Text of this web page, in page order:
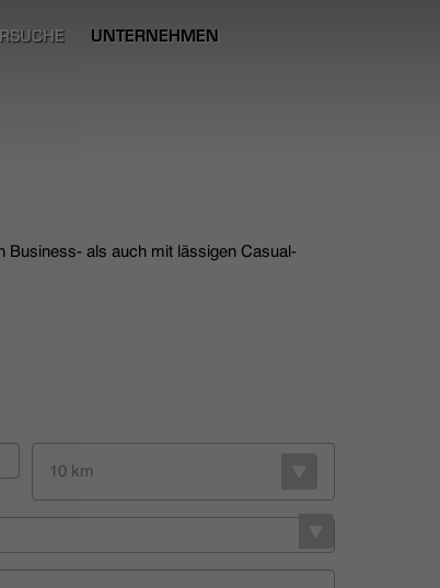
UNTERNEHMEN
Business- als auch mit lässigen Casual-
10 km